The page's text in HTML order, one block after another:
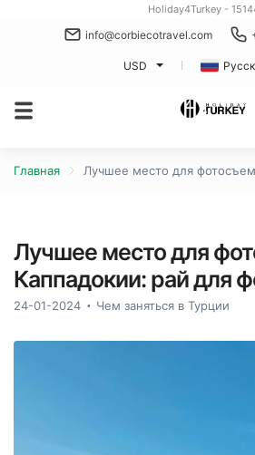
Holiday4Turkey -
info@corbiecotravel.com
USD
Главная Лучшее место для
Лучшее место для
Каппадокии: рай для
24-01-2024 Чем заняться в Турции